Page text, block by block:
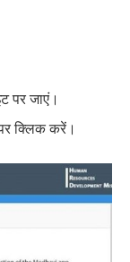
पर जाएं।
क्लिक करें।